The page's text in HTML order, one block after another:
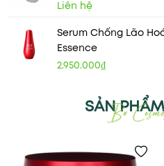
Liên hệ
Serum Chống Lão
Essence
2.950.000₫
SẢN